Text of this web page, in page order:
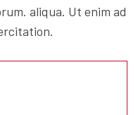
aliqua. Ut enim ad